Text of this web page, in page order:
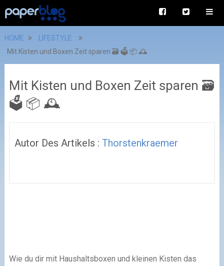
HOME
LIFESTYLE
Mit Kisten und Boxen Zeit sparen 🗃 🗳 📦 🕰
Mit Kisten und Boxen Zeit sparen 🗃
🗳 📦 🕰
Autor Des Artikels : Thorstenkraemer
Wie du dir mit Haushaltsboxen und kleinen Kisten das